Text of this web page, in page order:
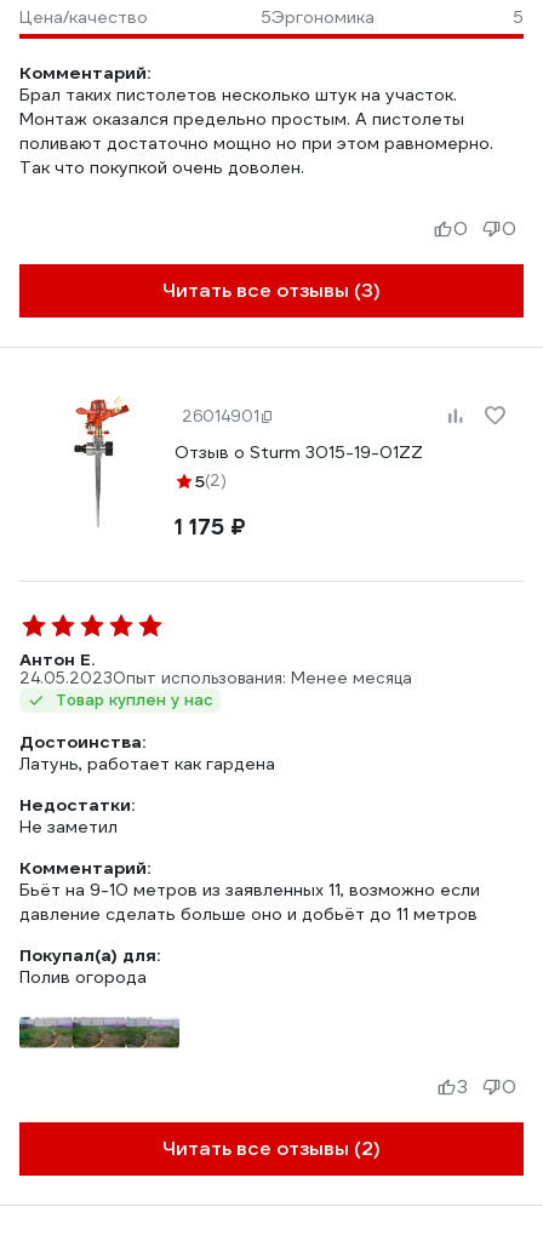
Цена/качество 5Эргономика 5
Комментарий:
Брал таких пистолетов несколько штук на участок.
Монтаж оказался предельно простым. А пистолеты
поливают достаточно мощно но при этом равномерно.
Так что покупкой очень доволен.
Читать все отзывы (3)
0 0
26014901
Отзыв о Sturm 3015-19-01ZZ
5(2)
1 175 ₽
Антон Е.
24.05.2023Опыт использования: Менее месяца
Товар куплен у нас
Достоинства:
Латунь, работает как гардена
Недостатки:
Не заметил
Комментарий:
Бьёт на 9-10 метров из заявленных 11, возможно если
давление сделать больше оно и добьёт до 11 метров
Покупал(а) для:
Полив огорода
Читать все отзывы (2)
3 0